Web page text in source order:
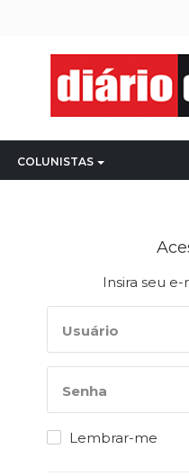
COLUNISTAS
Insira seu
Usuário
Senha
Lembrar-me